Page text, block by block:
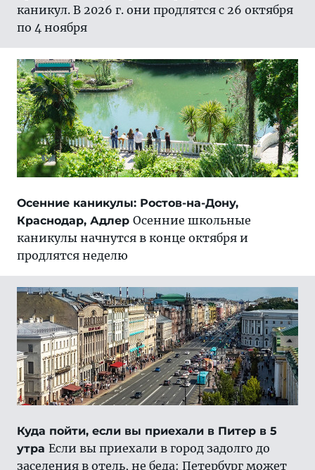
каникул. В 2026 г. они продлятся с 26 октября
по 4 ноября
Осенние каникулы: Ростов-на-Дону,
Краснодар, Адлер Осенние школьные
каникулы начнутся в конце октября и
продлятся неделю
Куда пойти, если вы приехали в Питер в 5
утра Если вы приехали в город задолго до
заселения в отель, не беда: Петербург может